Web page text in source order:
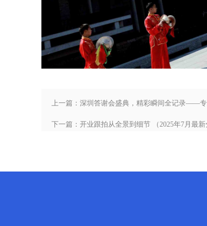
上一篇：深圳答谢会盛典，精彩瞬间全记录——专
下一篇：开业跟拍从全景到细节 （2025年7月最新